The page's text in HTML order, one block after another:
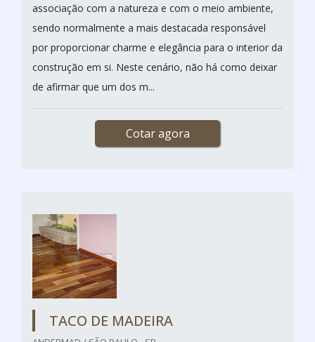
associação com a natureza e com o meio ambiente,
sendo normalmente a mais destacada responsável
por proporcionar charme e elegância para o interior da
construção em si. Neste cenário, não há como deixar
de afirmar que um dos m...
Cotar agora
TACO DE MADEIRA